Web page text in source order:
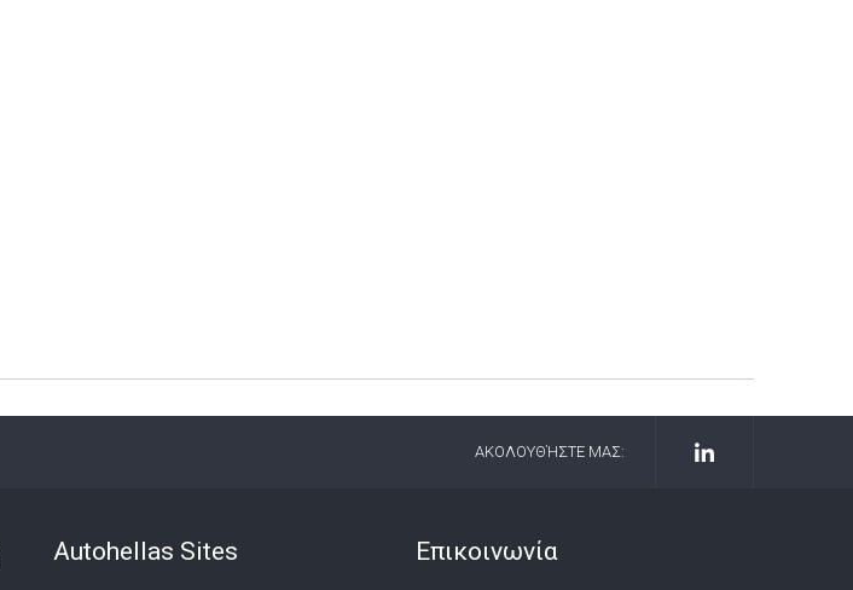
ΑΚΟΛΟΥΘΉΣΤΕ ΜΑΣ:
Autohellas Sites Επικοινωνία